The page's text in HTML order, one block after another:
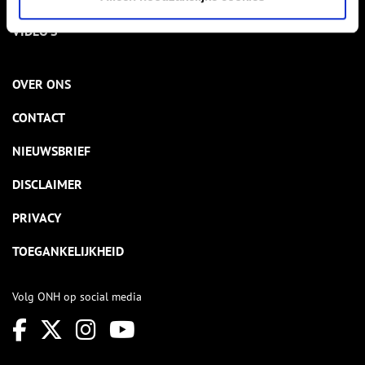
VIDEO’S
OVER ONS
CONTACT
NIEUWSBRIEF
DISCLAIMER
PRIVACY
TOEGANKELIJKHEID
Volg ONH op social media